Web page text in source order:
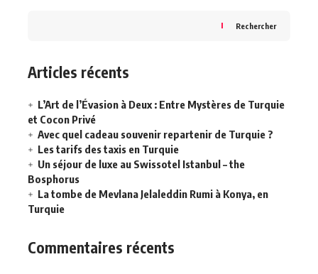
Rechercher
Articles récents
L’Art de l’Évasion à Deux : Entre Mystères de Turquie
et Cocon Privé
Avec quel cadeau souvenir repartenir de Turquie ?
Les tarifs des taxis en Turquie
Un séjour de luxe au Swissotel Istanbul – the
Bosphorus
La tombe de Mevlana Jelaleddin Rumi à Konya, en
Turquie
Commentaires récents